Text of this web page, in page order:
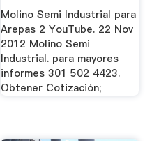
Molino Semi Industrial para
Arepas 2 YouTube. 22 Nov
2012 Molino Semi
Industrial. para mayores
informes 301 502 4423.
Obtener Cotización;